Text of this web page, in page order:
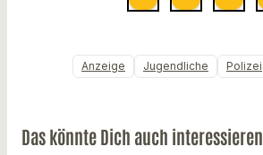
Anzeige Jugendliche Polizei
Das könnte Dich auch interessieren